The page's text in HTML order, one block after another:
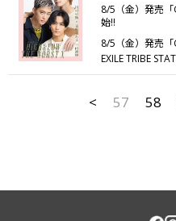
ます。
ナツアー『ØMI
した。今号では
ぶ全国アリーナ
ラザ メインアリ
日で東京ドーム
20周年イヤーの
にとって「ドー
のドームツアー
ともに、その歴
締めくくる。
SECOND 16:00
FANTASTICS
BROTHERS15:00
RAMPAGE※注意
ださい。【
確認して発送手
から5か月（カ
8/5（金）発売「
始!!
8/5（金）発売「
EXILE TRIBE
した!!巻頭特集は
撮りおろしフォ
< 57 58